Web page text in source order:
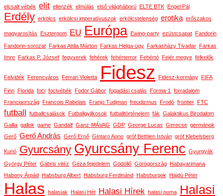
elcsalt vébék elit ellenzék elmúlás első világháború ELTE BTK Engel Pál
Erdély erkölcs erkölcsi imperatívuszok erkölcstelenség erotika erőszakos
magyarosítás Esztergom EU Európa Ewing-party ezüstcsapat Fandorin
Fandorin-sorozat Farkas Attila Márton Farkas Helga-ügy Farkasházy Tivadar Farkas
Imre Farkas P. József fegyverek fehérek fehérterror Fehértó Fejér megye felkelők
Felvidék Ferencváros Ferrari Violetta Fidesz Fidesz-kormány FIFA
Finn Florida foci focivébék Fodor Gábor fogadási csalás Forma-1
forradalom
Franciaország Francois Rabelais Franjo Tudjman freudizmus Frodó frontier FTC
futball futballcsalások Futballgyilkosok futballtörténelem fák Galaktikus Birodalom
Gallia gallok game Gandalf Ganz-MÁVAG GDP George Lucas Gerecse germánok
Gerő Gerő András Gerő Ernő Gintaro Aono gróf Bethlen István gróf Klebelsberg
Kunó Gyurcsány Gyurcsány Ferenc Gyurgyák
György Péter Gábris vitéz Géza fejedelem Gödöllő Görögország Habayarimana
Habony Árpád Habsburg Albert Habsburg Ferdinánd Habsburgok Hajdú Péter
Halas halasiak Halasi Hét Halasi Hírek halasi puma Halasi